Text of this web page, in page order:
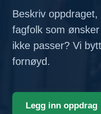
Beskriv
fagfolk som
ikke passer? Vi
fornøyd.
Legg inn oppdrag